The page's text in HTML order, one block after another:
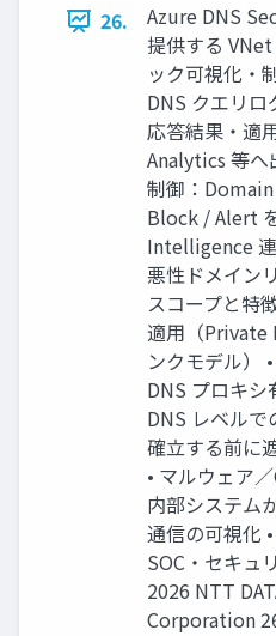
26.
Azure DNS
提供する
ック可視化・
DNS クエリロ
応答結果・適
Analytics 等へ
制御：
Block / Alert
Intelligence
悪性ドメイン
スコープと特
適用（Private
ンクモデル）
DNS プロキシ
DNS レベル
確立する前に
• マルウェア
内部システム
通信の可視化
SOC・セキュ
2026 NTT
Corporation